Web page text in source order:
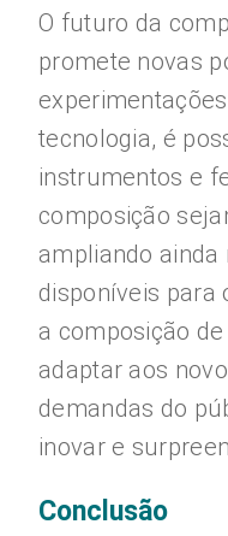
O futuro da
promete novas
tecnologia, é
instrumentos e
composição
ampliando ainda
disponíveis para
a composição
adaptar aos
demandas do
inovar e
Conclusão